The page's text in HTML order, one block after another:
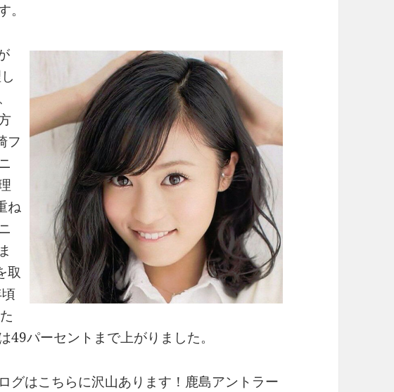
フ
ね
取
49パーセントまで上がりました。
グはこちらに沢山あります！鹿島アントラー